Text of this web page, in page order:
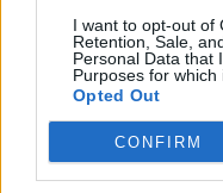
I want to opt-out of
Retention, Sale,
Personal Data that
Purposes for which
Opted Out
CONFIRM
ΑΥΤΟΔΙΟΙΚΗΣΗ